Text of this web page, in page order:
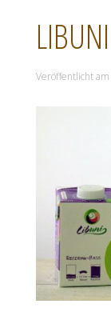
Veröffentlicht am